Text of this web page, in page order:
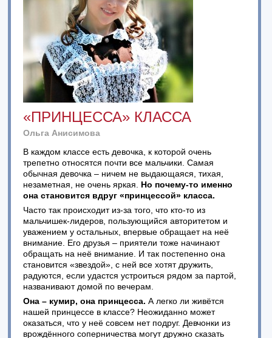
«ПРИНЦЕССА» КЛАССА
Ольга Анисимова
В каждом классе есть девочка, к которой очень
трепетно относятся почти все мальчики. Самая
обычная девочка – ничем не выдающаяся, тихая,
незаметная, не очень яркая.
Но почему-то именно
она становится вдруг «принцессой» класса.
Часто так происходит из-за того, что кто-то из
мальчишек-лидеров, пользующийся авторитетом и
уважением у остальных, впервые обращает на неё
внимание. Его друзья – приятели тоже начинают
обращать на неё внимание. И так постепенно она
становится «звездой», с ней все хотят дружить,
радуются, если удастся устроиться рядом за партой,
названивают домой по вечерам.
Она – кумир, она принцесса. А легко ли живётся
нашей принцессе в классе? Неожиданно может
оказаться, что у неё совсем нет подруг. Девчонки из
врождённого соперничества могут дружно сказать